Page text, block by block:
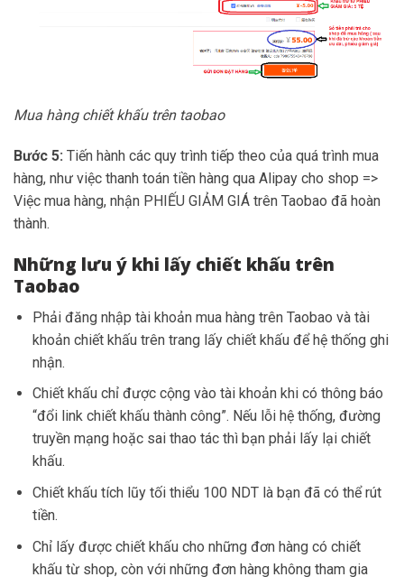
Mua hàng chiết khấu trên taobao
Bước 5: Tiến hành các quy trình tiếp theo của quá trình mua
hàng, như việc thanh toán tiền hàng qua Alipay cho shop =>
Việc mua hàng, nhận PHIẾU GIẢM GIÁ trên Taobao đã hoàn
thành.
Những lưu ý khi lấy chiết khấu trên
Taobao
Phải đăng nhập tài khoản mua hàng trên Taobao và tài
khoản chiết khấu trên trang lấy chiết khấu để hệ thống ghi
nhận.
Chiết khấu chỉ được cộng vào tài khoản khi có thông báo
“đổi link chiết khấu thành công”. Nếu lỗi hệ thống, đường
truyền mạng hoặc sai thao tác thì bạn phải lấy lại chiết
khấu.
Chiết khấu tích lũy tối thiểu 100 NDT là bạn đã có thể rút
tiền.
Chỉ lấy được chiết khấu cho những đơn hàng có chiết
khấu từ shop, còn với những đơn hàng không tham gia